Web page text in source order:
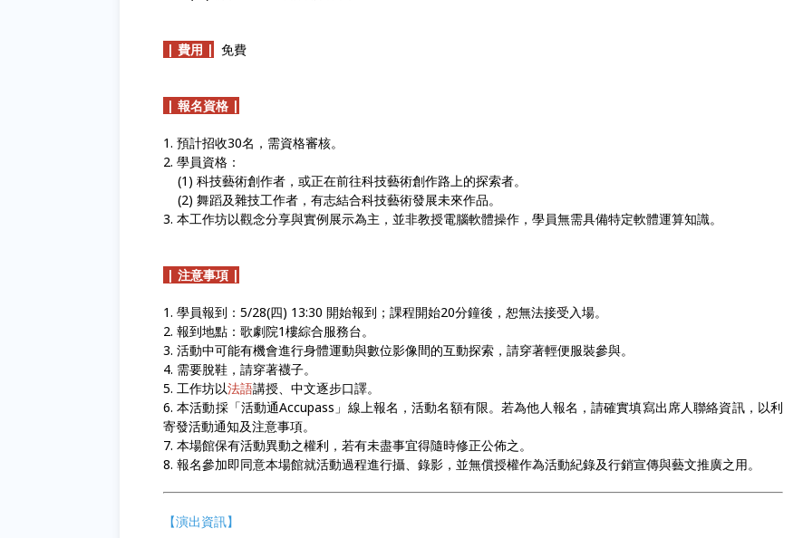
| 費用 | 免費
| 報名資格 |
1. 預計招收30名，需資格審核。
2. 學員資格：
(1) 科技藝術創作者，或正在前往科技藝術創作路上的探索者。
(2) 舞蹈及雜技工作者，有志結合科技藝術發展未來作品。
3. 本工作坊以觀念分享與實例展示為主，並非教授電腦軟體操作，學員無需具備特定軟體運算知識。
| 注意事項 |
1. 學員報到：5/28(四) 13:30 開始報到；課程開始20分鐘後，恕無法接受入場。
2. 報到地點：歌劇院1樓綜合服務台。
3. 活動中可能有機會進行身體運動與數位影像間的互動探索，請穿著輕便服裝參與。
4. 需要脫鞋，請穿著襪子。
5. 工作坊以法語講授、中文逐步口譯。
6. 本活動採「活動通Accupass」線上報名，活動名額有限。若為他人報名，請確實填寫出席人聯絡資訊，以利
寄發活動通知及注意事項。
7. 本場館保有活動異動之權利，若有未盡事宜得隨時修正公佈之。
8. 報名參加即同意本場館就活動過程進行攝、錄影，並無償授權作為活動紀錄及行銷宣傳與藝文推廣之用。
【演出資訊】